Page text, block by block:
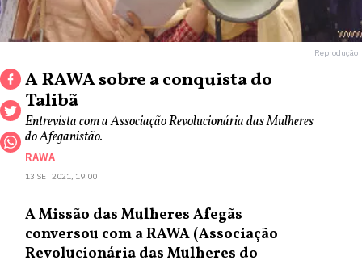
Reprodução
A RAWA sobre a conquista do
Talibã
Entrevista com a Associação Revolucionária das Mulheres
do Afeganistão.
RAWA
13 SET 2021, 19:00
A Missão das Mulheres Afegãs
conversou com a RAWA (Associação
Revolucionária das Mulheres do